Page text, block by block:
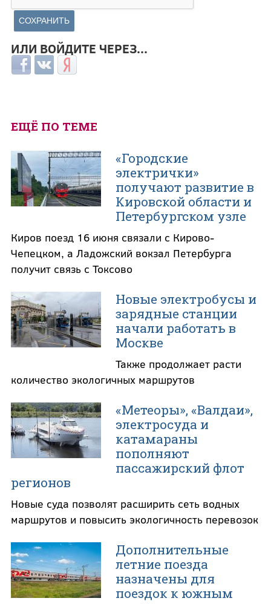
ИЛИ ВОЙДИТЕ ЧЕРЕЗ...
Login with Facebook
Login with ВКонтакте
Login with Яндекс
ЕЩЁ ПО ТЕМЕ
«Городские
электрички»
получают развитие в
Кировской области и
Петербургском узле
Киров поезд 16 июня связали с Кирово-
Чепецком, а Ладожский вокзал Петербурга
получит связь с Токсово
Новые электробусы и
зарядные станции
начали работать в
Москве
Также продолжает расти
количество экологичных маршрутов
«Метеоры», «Валдаи»,
электросуда и
катамараны
пополняют
пассажирский флот
регионов
Новые суда позволят расширить сеть водных
маршрутов и повысить экологичность перевозок
Дополнительные
летние поезда
назначены для
поездок к южным